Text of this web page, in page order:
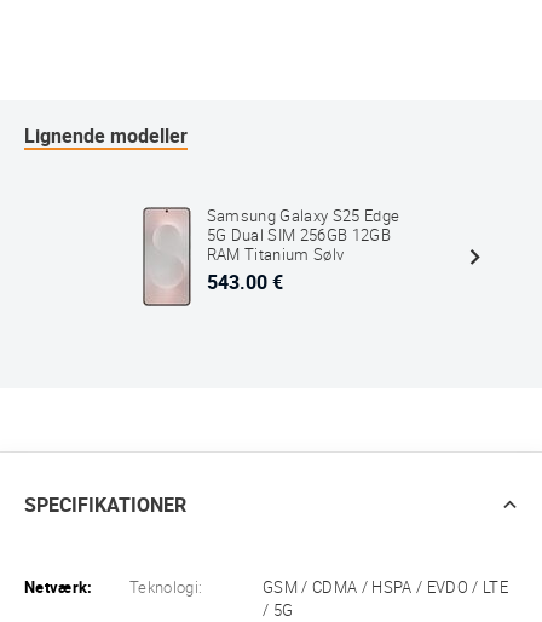
Lignende modeller
Samsung Galaxy S25 Edge
5G Dual SIM 256GB 12GB
RAM Titanium Sølv
543.00 €
SPECIFIKATIONER
Netværk: Teknologi:
GSM / CDMA / HSPA / EVDO / LTE
/ 5G